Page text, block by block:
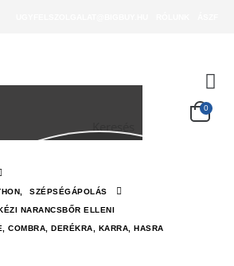
Keresés
0
SZÉPSÉGÁPOLÁS
NARANCSBŐR ELLENI
COMBRA, DERÉKRA, KARRA, HASRA